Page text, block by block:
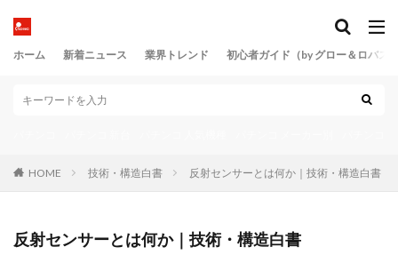
ホーム 新着ニュース 業界トレンド 初心者ガイド（by グロー＆ロバス
HOME 技術・構造白書 反射センサーとは何か｜技術・構造白書
反射センサーとは何か｜技術・構造白書